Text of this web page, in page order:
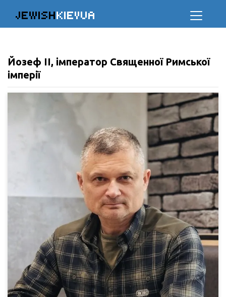
JEWISHKIEVUA
Йозеф II, імператор Священної Римської
імперії